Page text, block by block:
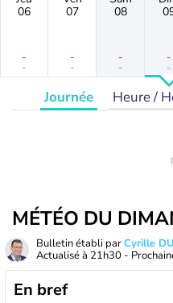
06
-
-
07
-
-
08
-
-
-
-
Journée Heure /
MÉTÉO DU
Bulletin établi parCyrille
Actualisé à 21h30 -
En bref